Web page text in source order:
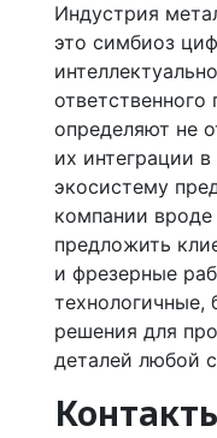
Индустрия
это симбиоз
определяют не
их интеграции
экосистему
компании вроде
предложить
и фрезерные
технологичные,
решения для
деталей любой